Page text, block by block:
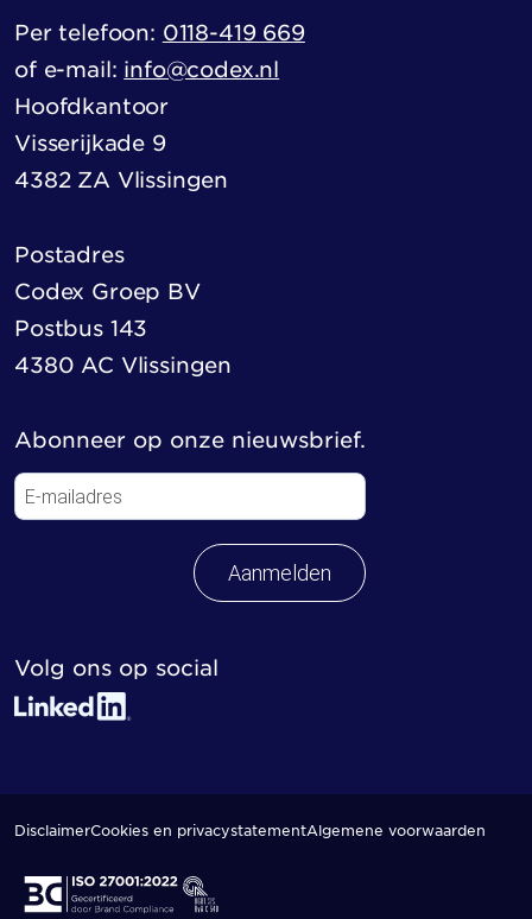
Per telefoon: 0118-419 669
of e-mail: info@codex.nl
Hoofdkantoor
Visserijkade 9
4382 ZA Vlissingen
Postadres
Codex Groep BV
Postbus 143
4380 AC Vlissingen
Abonneer op onze nieuwsbrief.
Aanmelden
Volg ons op social
DisclaimerCookies en privacystatementAlgemene voorwaarden